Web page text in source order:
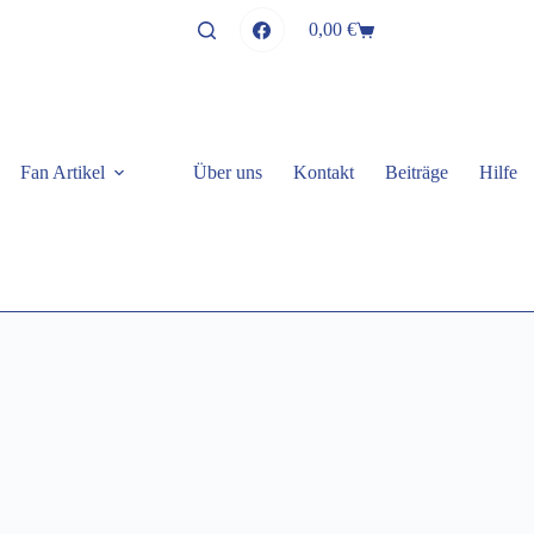
Warenkorb
0,00 €
Fan Artikel Über uns Kontakt Beiträge Hilfe